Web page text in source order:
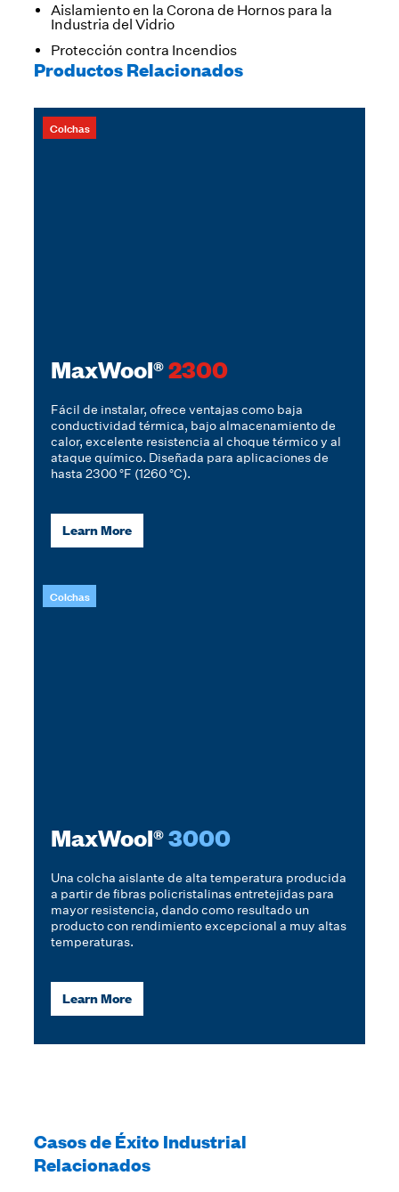
Aislamiento en la Corona de Hornos para la
Industria del Vidrio
Protección contra Incendios
Productos Relacionados
Colchas
MaxWool®2300
Fácil de instalar, ofrece ventajas como baja
conductividad térmica, bajo almacenamiento de
calor, excelente resistencia al choque térmico y al
ataque químico. Diseñada para aplicaciones de
hasta 2300 °F (1260 °C).
Learn More
Colchas
MaxWool®3000
Una colcha aislante de alta temperatura producida
a partir de fibras policristalinas entretejidas para
mayor resistencia, dando como resultado un
producto con rendimiento excepcional a muy altas
temperaturas.
Learn More
Casos de Éxito Industrial
Relacionados